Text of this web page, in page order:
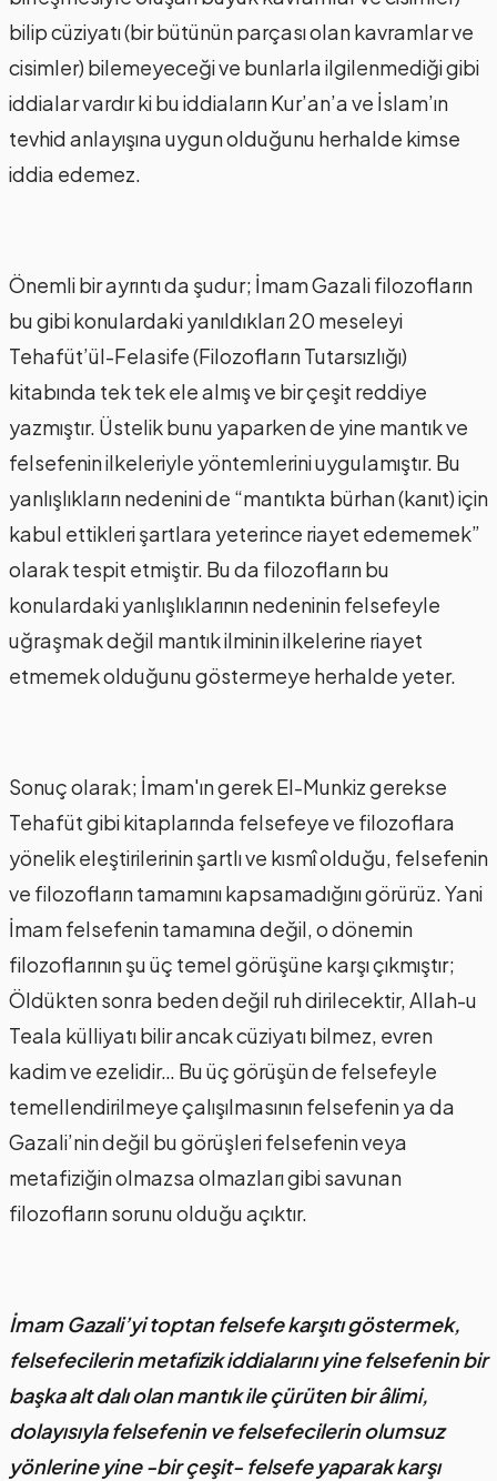
bilip cüziyatı (bir bütünün parçası olan kavramlar ve
cisimler) bilemeyeceği ve bunlarla ilgilenmediği gibi
iddialar vardır ki bu iddiaların Kur’an’a ve İslam’ın
tevhid anlayışına uygun olduğunu herhalde kimse
iddia edemez.
Önemli bir ayrıntı da şudur; İmam Gazali filozofların
bu gibi konulardaki yanıldıkları 20 meseleyi
Tehafüt’ül-Felasife (Filozofların Tutarsızlığı)
kitabında tek tek ele almış ve bir çeşit reddiye
yazmıştır. Üstelik bunu yaparken de yine mantık ve
felsefenin ilkeleriyle yöntemlerini uygulamıştır. Bu
yanlışlıkların nedenini de “mantıkta bürhan (kanıt) için
kabul ettikleri şartlara yeterince riayet edememek”
olarak tespit etmiştir. Bu da filozofların bu
konulardaki yanlışlıklarının nedeninin felsefeyle
uğraşmak değil mantık ilminin ilkelerine riayet
etmemek olduğunu göstermeye herhalde yeter.
Sonuç olarak; İmam'ın gerek El-Munkiz gerekse
Tehafüt gibi kitaplarında felsefeye ve filozoflara
yönelik eleştirilerinin şartlı ve kısmî olduğu, felsefenin
ve filozofların tamamını kapsamadığını görürüz. Yani
İmam felsefenin tamamına değil, o dönemin
filozoflarının şu üç temel görüşüne karşı çıkmıştır;
Öldükten sonra beden değil ruh dirilecektir, Allah-u
Teala külliyatı bilir ancak cüziyatı bilmez, evren
kadim ve ezelidir… Bu üç görüşün de felsefeyle
temellendirilmeye çalışılmasının felsefenin ya da
Gazali’nin değil bu görüşleri felsefenin veya
metafiziğin olmazsa olmazları gibi savunan
filozofların sorunu olduğu açıktır.
İmam Gazali’yi toptan felsefe karşıtı göstermek,
felsefecilerin metafizik iddialarını yine felsefenin bir
başka alt dalı olan mantık ile çürüten bir âlimi,
dolayısıyla felsefenin ve felsefecilerin olumsuz
yönlerine yine -bir çeşit- felsefe yaparak karşı